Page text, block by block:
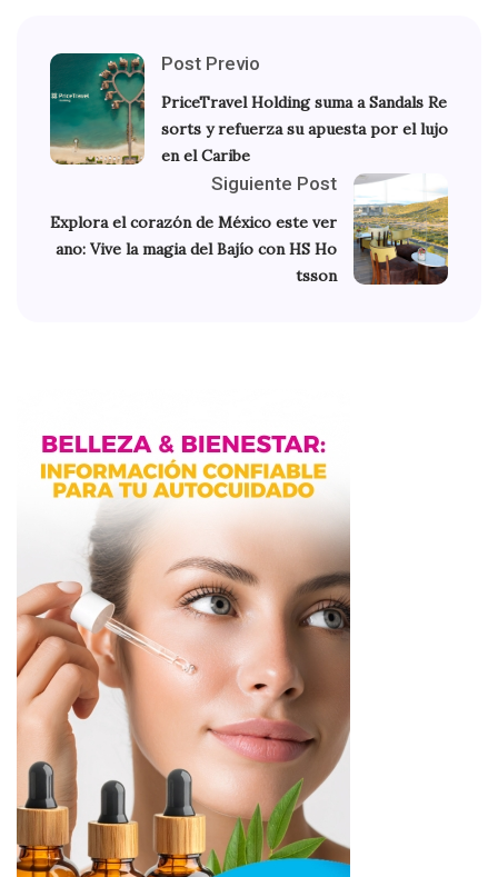
Post Previo
PriceTravel Holding suma a Sandals Re
sorts y refuerza su apuesta por el lujo
en el Caribe
Siguiente Post
Explora el corazón de México este ver
ano: Vive la magia del Bajío con HS Ho
tsson